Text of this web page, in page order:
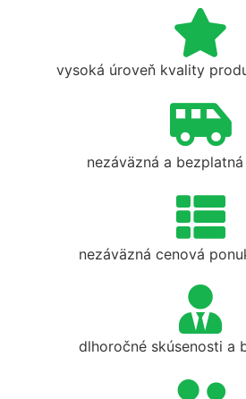
vysoká úroveň kvality
nezáväzná a
nezáväzná cenová
dlhoročné skúsenosti a